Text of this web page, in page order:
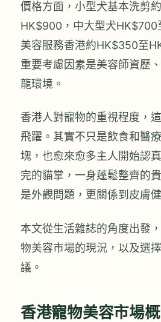
價格方面，小型犬基本洗剪
HK$900，中大型犬HK$700
美容服務香港約HK$350至
重要考慮因素是美容師資歷
龍環境。
香港人對寵物的重視程度，
飛躍。其實不只是飲食和醫
塊，也愈來愈多主人開始認
完的貓掌，一身蓬鬆整齊的
是外觀問題，更關係到皮膚
本文從生活雜誌的角度出發
物美容市場的現況，以及選
議。
香港寵物美容市場